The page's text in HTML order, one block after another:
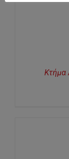
Κτήμα